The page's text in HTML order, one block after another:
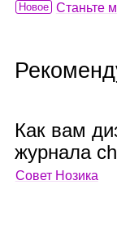
Новое Станьте
Как вам
жур­нала
Совет Нозика